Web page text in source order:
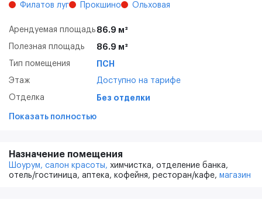
Филатов луг
Прокшино Ольховая
Арендуемая площадь 86.9 м²
Полезная площадь 86.9 м²
Тип помещения ПСН
Этаж Доступно на тарифе
Отделка Без отделки
Показать полностью
Назначение помещения
Шоурум, салон красоты, химчистка, отделение банка,
отель/гостиница, аптека, кофейня, ресторан/кафе, магазин